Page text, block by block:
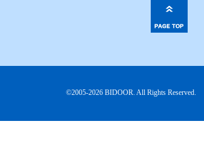
©2005-2026 BIDOOR. All Rights Reserved.